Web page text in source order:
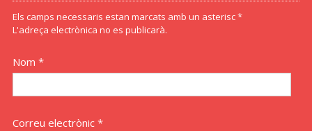
Els camps necessaris estan marcats amb un asterisc *
L'adreça electrònica no es publicarà.
Nom *
Correu electrònic *